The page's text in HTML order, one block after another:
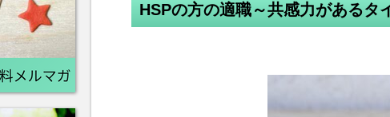
HSPの方の適職～共感力があるタ